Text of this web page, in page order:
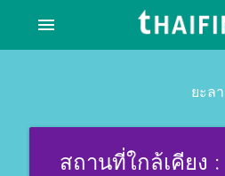
menu
ยะลา
สถานที่ใกล้เคียง :